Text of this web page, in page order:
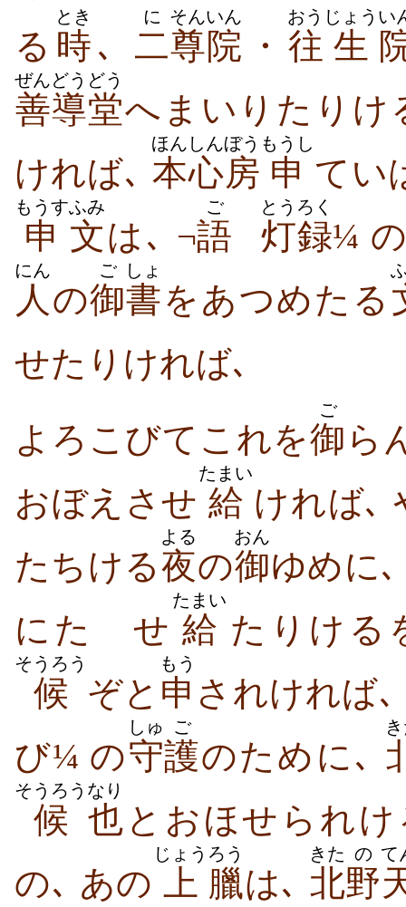
る 時
とき
､ 二
に
尊
そん
院
いん
・ 往
おう
生
じょう い
善導
ぜんどう
堂
どう
へまいりたりけ
ければ､ 本心
ほんしん
房
ぼう
申
もうし
てい
申
もうす
文
ふみ
は､ ¬語
ご
灯録
とうろく
¼
人
にん
の御
ご
書
しょ
をあつめたる
せたりければ､
よろこびてこれを御
ご
ら
おぼえさせ 給
たまい
ければ､
たちける夜
よる
の御
おん
ゆめに
にたゝせ 給
たまい
たりける
候
そうろう
ぞと 申
もう
されければ
び¼ の守
しゅ
護
ご
のために､
候
そうろう
也
なり
とおほせられ
の､ あの
上
じょう
臘
ろう
は､ 北
きた
野
の て